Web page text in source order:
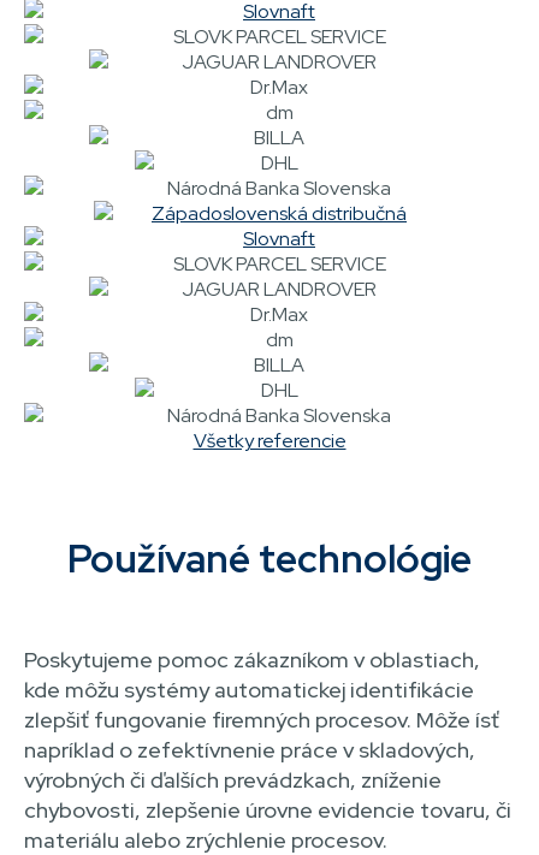
Všetky referencie
Používané technológie
Poskytujeme pomoc zákazníkom v oblastiach,
kde môžu systémy automatickej identifikácie
zlepšiť fungovanie firemných procesov. Môže ísť
napríklad o zefektívnenie práce v skladových,
výrobných či ďalších prevádzkach, zníženie
chybovosti, zlepšenie úrovne evidencie tovaru, či
materiálu alebo zrýchlenie procesov.